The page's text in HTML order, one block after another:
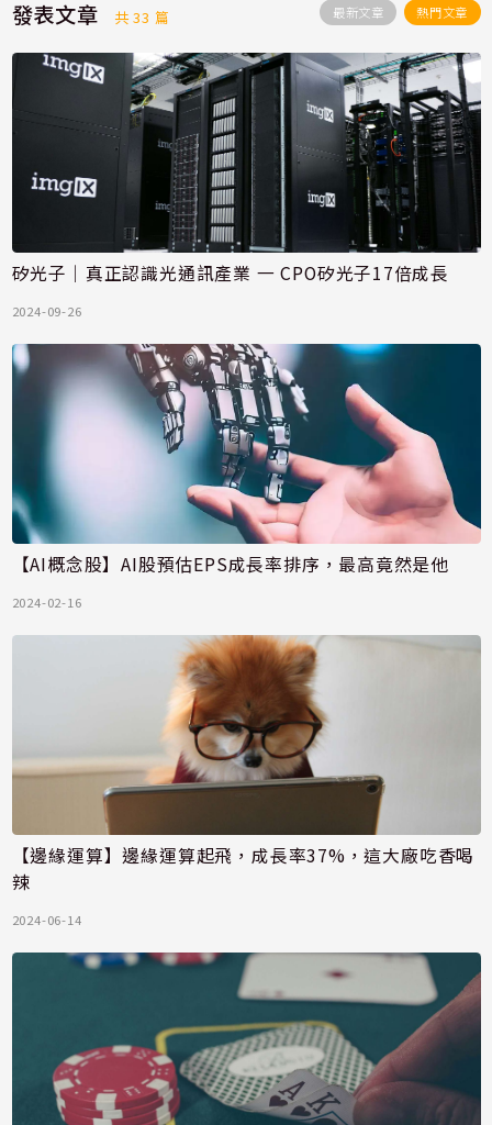
發表文章 共 33 篇 最新文章 熱門文章
矽光子｜真正認識光通訊產業 一 CPO矽光子17倍成長
2024-09-26
【AI概念股】AI股預估EPS成長率排序，最高竟然是他
2024-02-16
【邊緣運算】邊緣運算起飛，成長率37%，這大廠吃香喝
辣
2024-06-14